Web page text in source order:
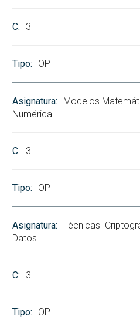
3
OP
Modelos
Numérica
3
OP
Técnicas
Datos
3
OP